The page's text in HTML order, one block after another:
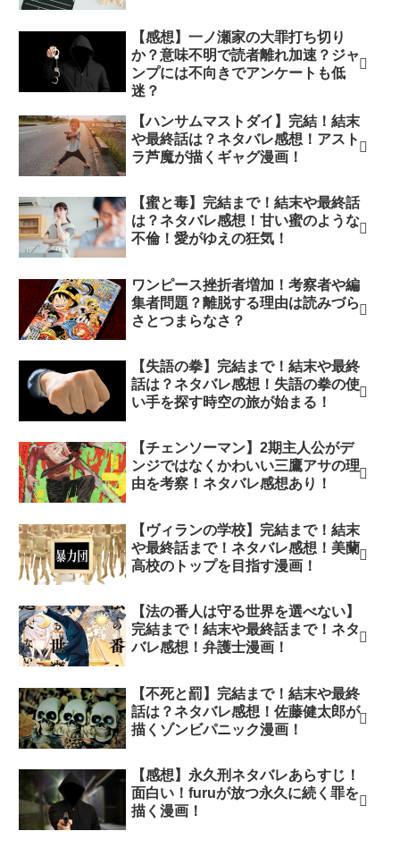
【感想】一ノ瀬家の大罪打ち切り
か？意味不明で読者離れ加速？ジャ
ンプには不向きでアンケートも低
迷？
【ハンサムマストダイ】完結！結末
や最終話は？ネタバレ感想！アスト
ラ芦魔が描くギャグ漫画！
【蜜と毒】完結まで！結末や最終話
は？ネタバレ感想！甘い蜜のような
不倫！愛がゆえの狂気！
ワンピース挫折者増加！考察者や編
集者問題？離脱する理由は読みづら
さとつまらなさ？
【失語の拳】完結まで！結末や最終
話は？ネタバレ感想！失語の拳の使
い手を探す時空の旅が始まる！
【チェンソーマン】2期主人公がデ
ンジではなくかわいい三鷹アサの理
由を考察！ネタバレ感想あり！
【ヴィランの学校】完結まで！結末
や最終話まで！ネタバレ感想！美蘭
高校のトップを目指す漫画！
【法の番人は守る世界を選べない】
完結まで！結末や最終話まで！ネタ
バレ感想！弁護士漫画！
【不死と罰】完結まで！結末や最終
話は？ネタバレ感想！佐藤健太郎が
描くゾンビパニック漫画！
【感想】永久刑ネタバレあらすじ！
面白い！furuが放つ永久に続く罪を
描く漫画！